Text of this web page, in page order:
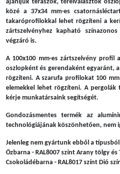
ajánljuk teraszok, térelválasztók
közé a 37x34 mm-es
takaróprofilokkal lehet rögzíteni a
zártszelvényhez kapható
végzáró is.
A 100x100 mm-es zártszelvény profil
oszlopként és gerendaként egyaránt,
rögzíteni. A szarufa profilokat 100 mm
elemekkel lehet rögzíteni. A pergolák
kérje munkatársaink segítségét.
Gondozásmentes termék az
technológiájának köszönhetően, nem
Jelenleg nem gyártunk ebből a
Őzbarna - RAL8007 színt Arany tölgy
Csokoládébarna - RAL8017 színt Dió